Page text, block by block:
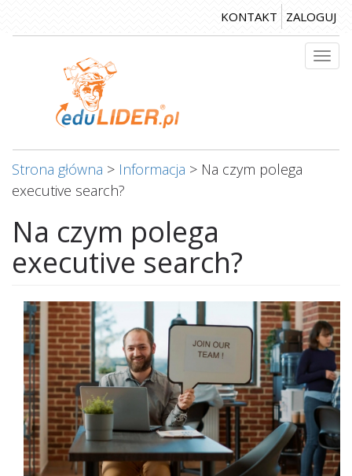
do
KONTAKT ZALOGUJ
Strona główna > Informacja > Na czym polega
executive search?
Na czym polega
executive search?